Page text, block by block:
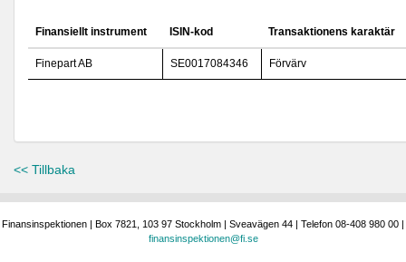
Finansiellt instrument ISIN-kod Transaktionens karaktär
Finepart AB SE0017084346 Förvärv
<< Tillbaka
Finansinspektionen | Box 7821, 103 97 Stockholm | Sveavägen 44 | Telefon 08-408 980 00 |
finansinspektionen@fi.se